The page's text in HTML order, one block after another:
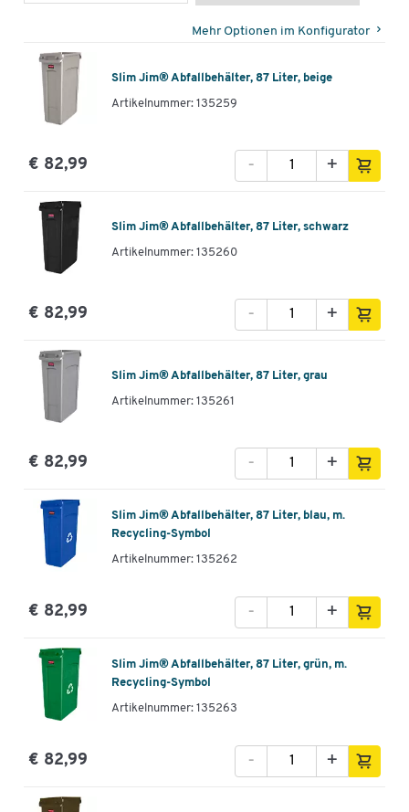
Mehr Optionen im Konfigurator
Slim Jim® Abfallbehälter, 87 Liter, beige
Artikelnummer: 135259
€ 82,99 +
-
Slim Jim® Abfallbehälter, 87 Liter, schwarz
Artikelnummer: 135260
€ 82,99 +
-
Slim Jim® Abfallbehälter, 87 Liter, grau
Artikelnummer: 135261
€ 82,99 +
-
Slim Jim® Abfallbehälter, 87 Liter, blau, m.
Recycling-Symbol
Artikelnummer: 135262
€ 82,99 +
-
Slim Jim® Abfallbehälter, 87 Liter, grün, m.
Recycling-Symbol
Artikelnummer: 135263
€ 82,99 +
-